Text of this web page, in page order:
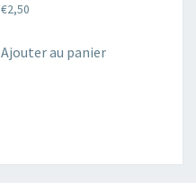
€2,50
Ajouter au panier